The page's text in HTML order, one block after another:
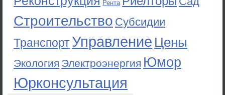
Рента
Строительство Субсидии
ТранспортУправление Цены
Экология Электроэнергия Юмор
Юрконсультация